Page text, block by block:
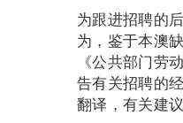
为跟进招聘的
为，鉴于本澳
《公共部门劳
告有关招聘的
翻译，有关建